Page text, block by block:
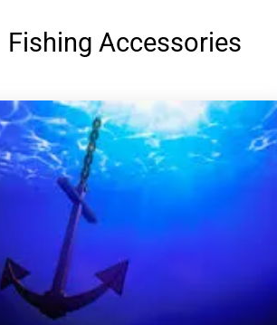
Fishing Accessories